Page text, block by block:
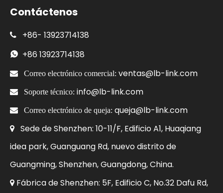
Contáctenos
 +86- 13923714138
 +86 13923714138
 Correo electrónico comercial: ventas@lb-link.com
 Soporte técnico: info@lb-link.com
 Correo electrónico de queja: queja@lb-link.com
 Sede de Shenzhen: 10-11/F, Edificio A1, Huaqiang
idea park, Guanguang Rd, nuevo distrito de
Guangming, Shenzhen, Guangdong, China.
 Fábrica de Shenzhen: 5F, Edificio C, No.32 Dafu Rd,